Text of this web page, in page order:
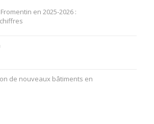
en 2025-2026 :
de nouveaux bâtiments en